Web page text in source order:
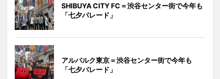
SHIBUYA CITY FC＝渋谷センター街で今年も
「七夕パレード」
アルバルク東京＝渋谷センター街で今年も
「七夕パレード」